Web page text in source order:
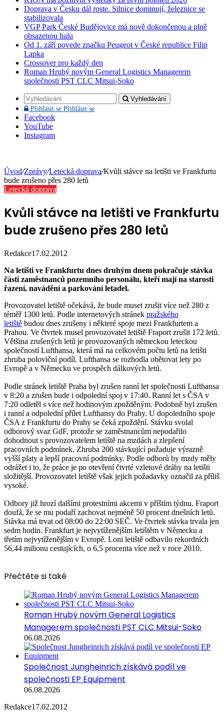
Doprava v Česku dál roste. Silnice dominují, železnice se
stabilizovala
VGP Park České Budějovice má nově dokončenou a plně
obsazenou halu
Od 1. září povede značku Peugeot v České republice Filip
Lapka
Crossover pro každý den
Roman Hrubý novým General Logistics Managerem
společnosti PST CLC Mitsui-Soko
Vyhledávání
Přihlásit se Přihlásit se
Facebook
YouTube
Instagram
Úvod/Zprávy/Letecká doprava/Kvůli stávce na letišti ve Frankfurtu
bude zrušeno přes 280 letů
Letecká doprava
Kvůli stávce na letišti ve Frankfurtu
bude zrušeno přes 280 letů
Redakce17.02.2012
Na letišti ve Frankfurtu dnes druhým dnem pokračuje stávka
části zaměstnanců pozemního personálu, kteří mají na starosti
řazení, navádění a parkování letadel.
Provozovatel letiště očekává, že bude muset zrušit více než 280 z
téměř 1300 letů. Podle internetových stránek pražského
letiště budou dnes zrušeny i některé spoje mezi Frankfurtem a
Prahou. Ve čtvrtek musel provozovatel letiště Fraport zrušit 172 letů.
Většina zrušených letů je provozovaných německou leteckou
společností Lufthansa, která má na celkovém počtu letů na letišti
zhruba poloviční podíl. Lufthansa se rozhodla obětovat lety po
Evropě a v Německu ve prospěch dálkových letů.
Podle stránek letiště Praha byl zrušen ranní let společnosti Lufthansa
v 8:20 a zrušen bude i odpolední spoj v 17:40. Ranní let s ČSA v
7:20 odletěl s více než hodinovým zpožděným. Podobně byl zrušen
i ranní a odpolední přílet Lufthansy do Prahy. U dopoledního spoje
ČSA z Frankfurtu do Prahy se čeká zpoždění. Stávku svolal
odborový svaz GdF, protože se zaměstnancům nepodařilo
dohodnout s provozovatelem letiště na mzdách a zlepšení
pracovních podmínek. Zhruba 200 stávkující požaduje výrazně
vyšší platy a lepší pracovní podmínky. Podle odborů by mzdy měly
odrážet i to, že práce je po otevření čtvrté vzletové dráhy na letišti
složitější. Provozovatel letiště však jejich požadavky označil za příliš
vysoké.
Odbory již hrozí dalšími protestními akcemi v příštím týdnu. Fraport
doufá, že se mu podaří zachovat nejméně 50 procent dnešních letů.
Stávka má trvat od 08:00 do 22:00 SEČ. Ve čtvrtek stávka trvala jen
sedm hodin. Frankfurt je nejvytíženějším letištěm v Německu a
třetím nejvytíženějším v Evropě. Loni letiště odbavilo rekordních
56,44 milionu cestujících, o 6,5 procenta více než v roce 2010.
Přečtěte si také
Roman Hrubý novým General Logistics
Managerem společnosti PST CLC Mitsui-Soko
06.08.2026
Společnost Jungheinrich získává podíl ve
společnosti EP Equipment
06.08.2026
Redakce17.02.2012